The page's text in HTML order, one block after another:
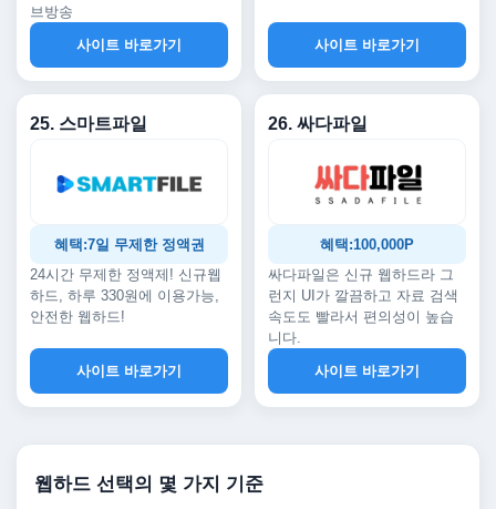
브방송
사이트 바로가기
사이트 바로가기
25. 스마트파일
혜택:7일 무제한 정액권
24시간 무제한 정액제! 신규웹
하드, 하루 330원에 이용가능,
안전한 웹하드!
사이트 바로가기
26. 싸다파일
혜택:100,000P
싸다파일은 신규 웹하드라 그
런지 UI가 깔끔하고 자료 검색
속도도 빨라서 편의성이 높습
니다.
사이트 바로가기
웹하드 선택의 몇 가지 기준